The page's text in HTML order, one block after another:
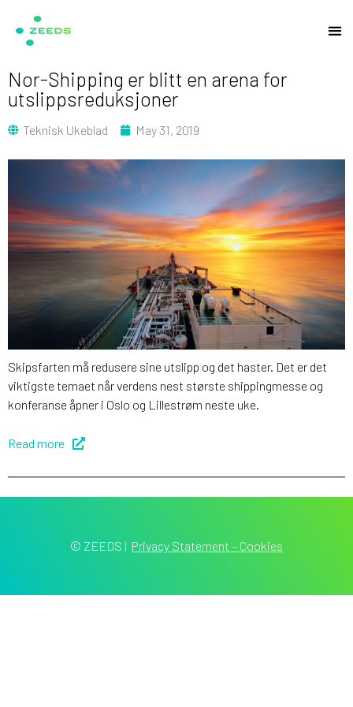
Nor-Shipping er blitt en arena for
utslippsreduksjoner
Teknisk Ukeblad May 31, 2019
Skipsfarten må redusere sine utslipp og det haster. Det er det
viktigste temaet når verdens nest største shippingmesse og
konferanse åpner i Oslo og Lillestrøm neste uke.
Read more
© ZEEDS | Privacy Statement – Cookies